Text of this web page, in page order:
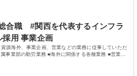
最適な環境です。 募集職種 【総
ループ/組織運営を支えるゼネラリストを目
・社会保険手続き・勤怠管理など）の経験
専 短大
： 合職 #関西を代表するインフラ
用 事業企画
源海外、事業企画、営業などの業務に従事していただ
事業部の勤労業務 ■海外に関係する各種業務 ■営業部